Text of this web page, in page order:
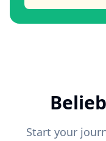
Start your